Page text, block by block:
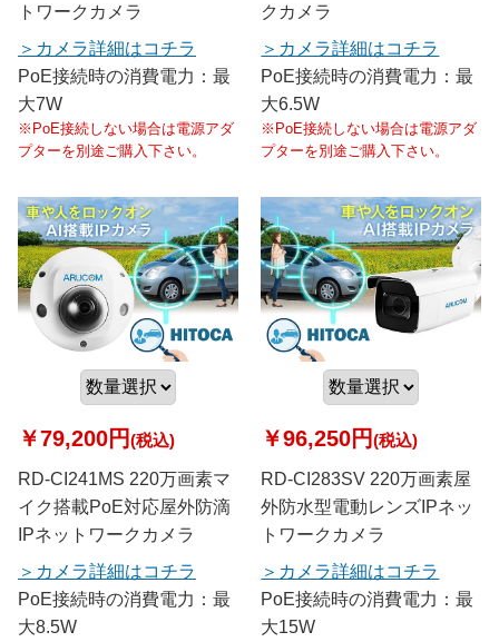
トワークカメラ
カメラ詳細はコチラ
PoE接続時の消費電力：最
大7W
※PoE接続しない場合は電源アダ
プターを別途ご購入下さい。
クカメラ
カメラ詳細はコチラ
PoE接続時の消費電力：最
大6.5W
※PoE接続しない場合は電源アダ
プターを別途ご購入下さい。
￥79,200円(税込)
RD-CI241MS 220万画素マ
イク搭載PoE対応屋外防滴
IPネットワークカメラ
カメラ詳細はコチラ
PoE接続時の消費電力：最
大8.5W
￥96,250円(税込)
RD-CI283SV 220万画素屋
外防水型電動レンズIPネッ
トワークカメラ
カメラ詳細はコチラ
PoE接続時の消費電力：最
大15W